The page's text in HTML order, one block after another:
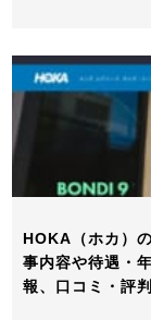
HOKA（ホカ）
事内容や待遇・
報、口コミ・評